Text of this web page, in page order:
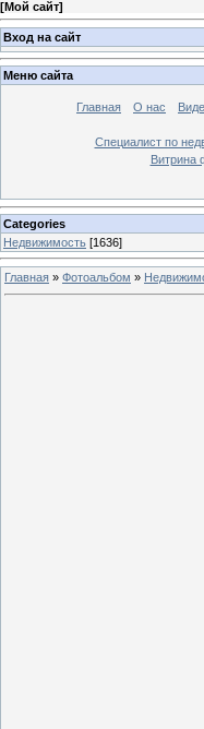
[Мой сайт]
Вход на сайт
Меню сайта
Главная О нас
Специалист по
Витрина
Categories
Недвижимость [1636]
Главная » Фотоальбом »